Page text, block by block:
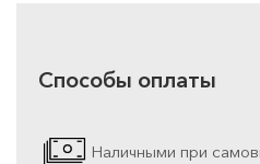
Способы оплаты
Наличными при